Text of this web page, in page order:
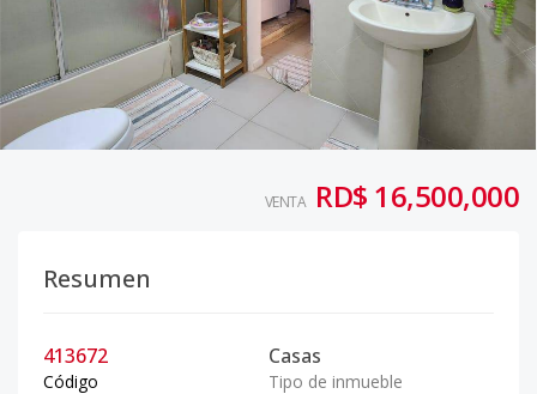
VENTA RD$ 16,500,000
Resumen
413672
Código
Casas
Tipo de inmueble